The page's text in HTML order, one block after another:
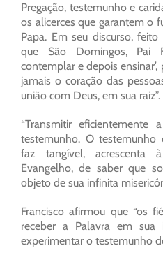
Pregação, testemunho e
os alicerces que garantem o
Papa. Em seu discurso,
que São Domingos, Pai
contemplar e depois
jamais o coração das
união com Deus, em sua raiz”.
“Transmitir eficientemente
testemunho. O testemunho
faz tangível,
Evangelho, de saber que
objeto de sua infinita
Francisco afirmou que “os
receber a Palavra em sua
experimentar o testemunho